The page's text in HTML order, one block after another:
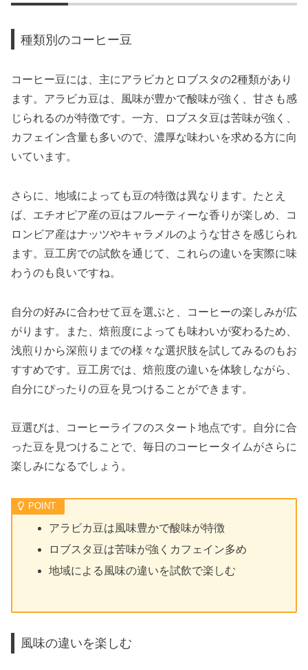
種類別のコーヒー豆
コーヒー豆には、主にアラビカとロブスタの2種類があり
ます。アラビカ豆は、風味が豊かで酸味が強く、甘さも感
じられるのが特徴です。一方、ロブスタ豆は苦味が強く、
カフェイン含量も多いので、濃厚な味わいを求める方に向
いています。
さらに、地域によっても豆の特徴は異なります。たとえ
ば、エチオピア産の豆はフルーティーな香りが楽しめ、コ
ロンビア産はナッツやキャラメルのような甘さを感じられ
ます。豆工房での試飲を通じて、これらの違いを実際に味
わうのも良いですね。
自分の好みに合わせて豆を選ぶと、コーヒーの楽しみが広
がります。また、焙煎度によっても味わいが変わるため、
浅煎りから深煎りまでの様々な選択肢を試してみるのもお
すすめです。豆工房では、焙煎度の違いを体験しながら、
自分にぴったりの豆を見つけることができます。
豆選びは、コーヒーライフのスタート地点です。自分に合
った豆を見つけることで、毎日のコーヒータイムがさらに
楽しみになるでしょう。
アラビカ豆は風味豊かで酸味が特徴
ロブスタ豆は苦味が強くカフェイン多め
地域による風味の違いを試飲で楽しむ
風味の違いを楽しむ